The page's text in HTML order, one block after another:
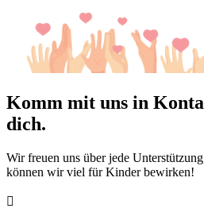
Komm mit uns in
dich.
Wir freuen uns über jede
können wir viel für Kinder bewirken!
